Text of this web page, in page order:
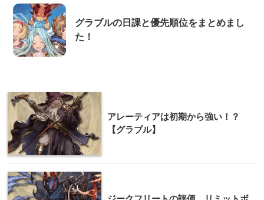
グラブルの日課と優先順位をまとめまし
た！
アレーティアは初期から強い！？
【グラブル】